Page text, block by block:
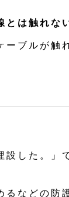
は触れな
ブルが触
した。」
るなどの防